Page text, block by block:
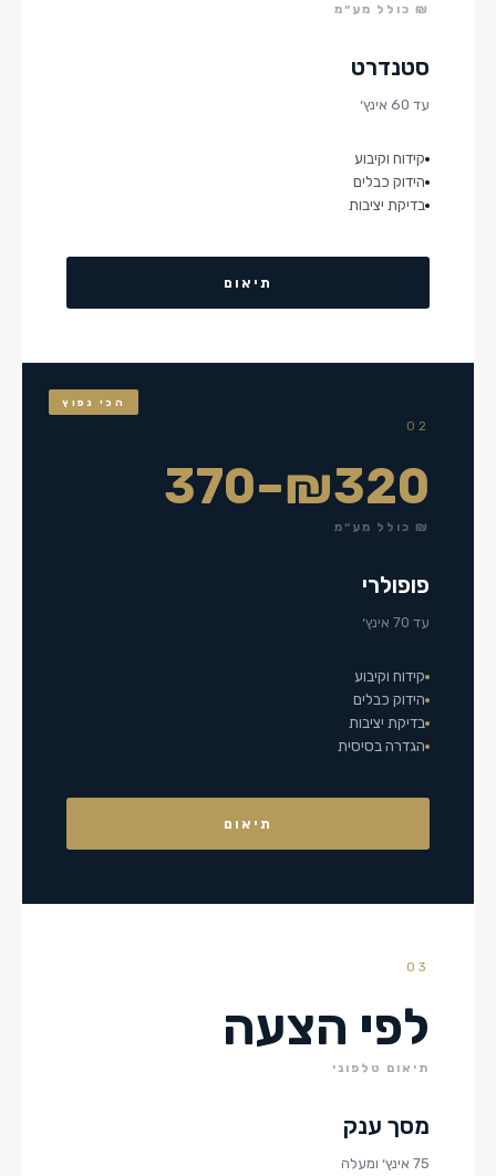
₪ כולל מע״מ
סטנדרט
עד 60 אינץ׳
קידוח וקיבוע
הידוק כבלים
בדיקת יציבות
תיאום
הכי נפוץ
02
₪320–370
₪ כולל מע״מ
פופולרי
עד 70 אינץ׳
קידוח וקיבוע
הידוק כבלים
בדיקת יציבות
הגדרה בסיסית
תיאום
03
לפי הצעה
תיאום טלפוני
מסך ענק
75 אינץ׳ ומעלה